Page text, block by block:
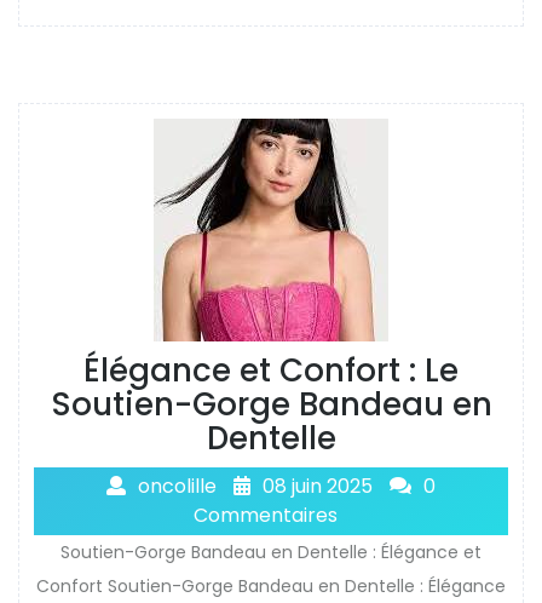
Élégance et Confort : Le
Soutien-Gorge Bandeau en
Dentelle
oncolille 08 juin 2025
0
Commentaires
Soutien-Gorge Bandeau en Dentelle : Élégance et
Confort Soutien-Gorge Bandeau en Dentelle : Élégance